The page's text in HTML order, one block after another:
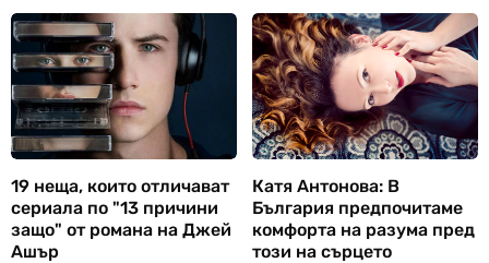
19 неща, които отличават
сериала по "13 причини
защо" от романа на Джей
Ашър
Катя Антонова: В
България предпочитаме
комфорта на разума пред
този на сърцето